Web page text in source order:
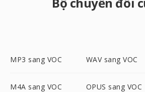
MP3 sang VOC WAV sang VOC
M4A sang VOC OPUS sang VOC